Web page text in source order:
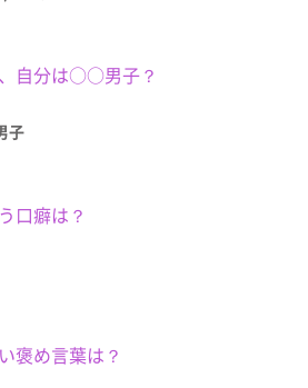
自分は○○男子？
子
口癖は？
褒め言葉は？